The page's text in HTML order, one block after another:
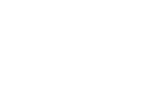
erscheinen täglich! 365 Tage
täglichen Tauchausfahrten!